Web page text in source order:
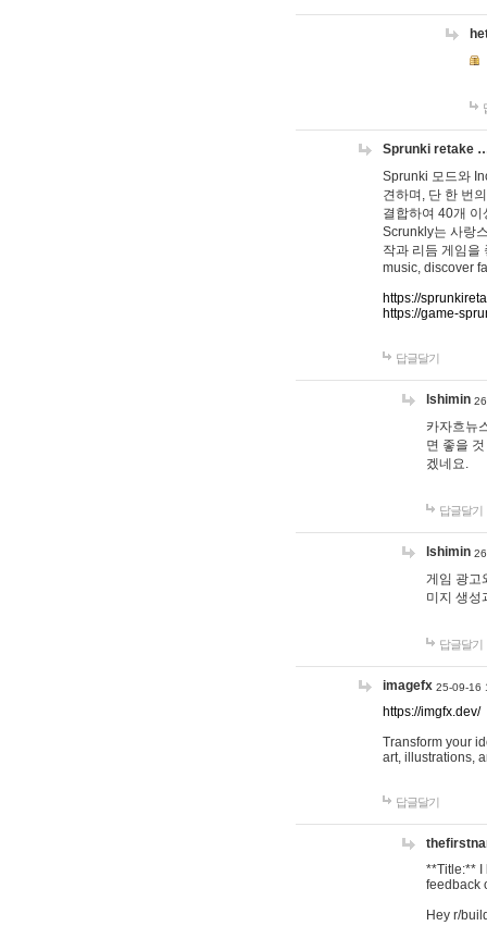
Sprunki retake
Sprunki 모드와
견하며, 단 한 번
결합하여 40개
Scrunkly는 사랑
작과 리듬 게임을
music, discover
https://
https://game-
답글달기
lshimin
카자흐뉴
면 좋을
겠네요.
답글달기
lshimin
게임 광고
미지 생성
답글달기
imagefx 25-09-16
https://imgfx.dev/
Transform your
art, illustrations,
답글달기
**Title:** I
feedback
Hey r/